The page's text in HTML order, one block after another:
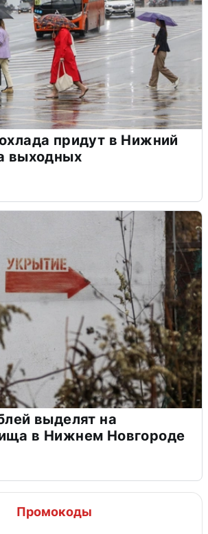
придут в Нижний
выходных
выделят на
в Нижнем Новгороде
Промокоды